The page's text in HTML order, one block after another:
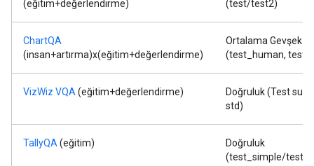
(eğitim+değerlendirme) (test/test2)
ChartQA
(insan+artırma)x(eğitim+değerlendirme)
Ortalama Gevşek
(test_human,
VizWiz VQA (eğitim+değerlendirme)
Doğruluk (Test
std)
TallyQA (eğitim)
Doğruluk
(test_simple/